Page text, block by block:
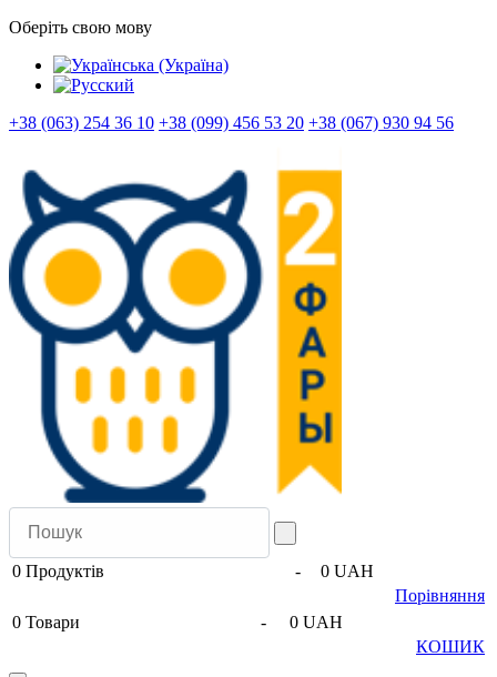
Оберіть свою мову
+38 (063) 254 36 10 +38 (099) 456 53 20 +38 (067) 930 94 56
0 Продуктів -
0 UAH
Порівняння
0 Товари -
0 UAH
КОШИК